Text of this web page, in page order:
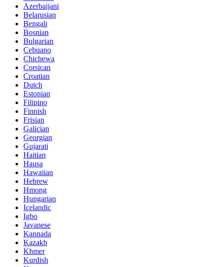
Azerbaijani
Belarusian
Bengali
Bosnian
Bulgarian
Cebuano
Chichewa
Corsican
Croatian
Dutch
Estonian
Filipino
Finnish
Frisian
Galician
Georgian
Gujarati
Haitian
Hausa
Hawaiian
Hebrew
Hmong
Hungarian
Icelandic
Igbo
Javanese
Kannada
Kazakh
Khmer
Kurdish